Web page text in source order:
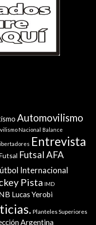
Automovilismo
Nacional Balance
Entrevista
Futsal AFA
Internacional
Pista IMD
Lucas Yerobi
Planteles Superiores
Argentina